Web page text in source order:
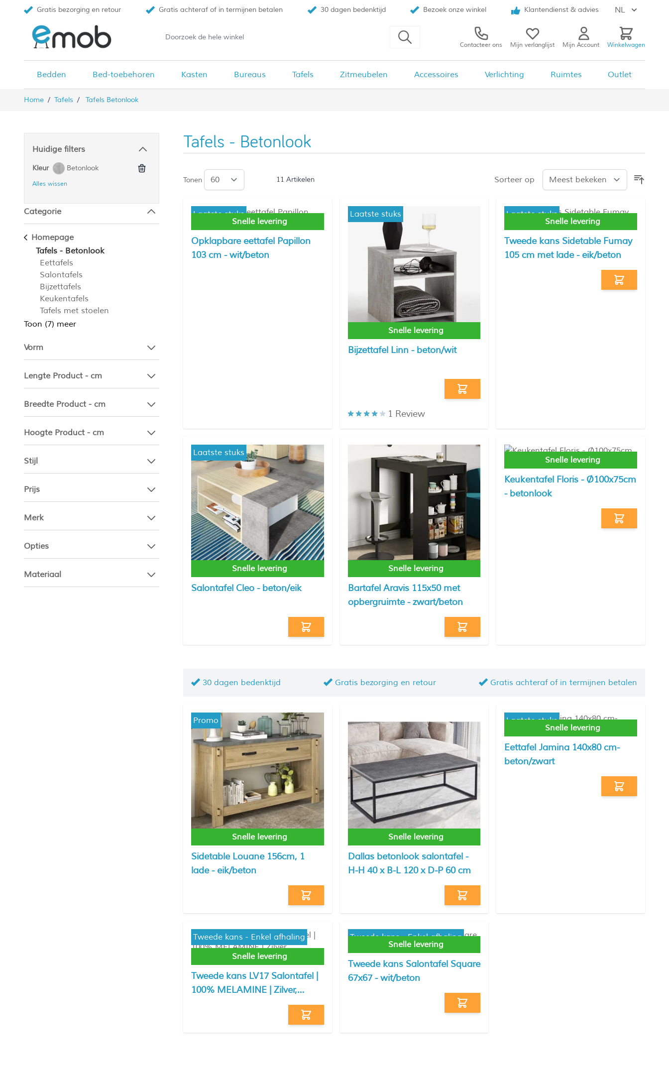
Gratis bezorging en retour Gratis achteraf of in termijnen betalen 30 dagen bedenktijd Bezoek onze winkel Klantendienst & advies NL
Contacteer ons Mijn verlanglijst Mijn Account Winkelwagen
Bedden Bed-toebehoren Kasten Bureaus Tafels Zitmeubelen Accessoires Verlichting Ruimtes
Outlet
Ga naar de inhoud
Home / Tafels / Tafels Betonlook
Huidige filters
Kleur Betonlook
Alles wissen
Categorie
Homepage
Tafels - Betonlook
Eettafels
Salontafels
Bijzettafels
Keukentafels
Tafels met stoelen
Toon (7) meer
Vorm
Lengte Product - cm
Breedte Product - cm
Hoogte Product - cm
Stijl
Prijs
Merk
Opties
Materiaal
Tafels - Betonlook
Sorteer op
Tonen 11 Artikelen
Laatste stuks
Snelle levering
Opklapbare eettafel Papillon
103 cm - wit/beton
Laatste stuks
Snelle levering
Bijzettafel Linn - beton/wit
1 Review
Laatste stuks
Snelle levering
Tweede kans Sidetable Fumay
105 cm met lade - eik/beton
Laatste stuks
Snelle levering
Salontafel Cleo - beton/eik
Snelle levering
Bartafel Aravis 115x50 met
opbergruimte - zwart/beton
Snelle levering
Keukentafel Floris - Ø100x75cm
- betonlook
30 dagen bedenktijd Gratis bezorging en retour Gratis achteraf of in termijnen betalen
Promo
Snelle levering
Sidetable Louane 156cm, 1
lade - eik/beton
Snelle levering
Dallas betonlook salontafel -
H-H 40 x B-L 120 x D-P 60 cm
Laatste stuks
Snelle levering
Eettafel Jamina 140x80 cm-
beton/zwart
Tweede kans - Enkel afhaling
Snelle levering
Tweede kans LV17 Salontafel |
100% MELAMINE | Zilver,
Tweede kans - Enkel afhaling
Snelle levering
Tweede kans Salontafel Square
67x67 - wit/beton